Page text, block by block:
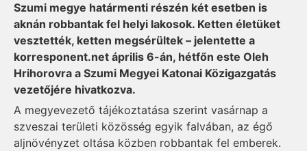
Szumi megye határmenti részén két esetben is
aknán robbantak fel helyi lakosok. Ketten életüket
vesztették, ketten megsérültek – jelentette a
korresponent.net április 6-án, hétfőn este Oleh
Hrihorovra a Szumi Megyei Katonai Közigazgatás
vezetőjére hivatkozva.
A megyevezető tájékoztatása szerint vasárnap a
szveszai területi közösség egyik falvában, az égő
aljnövényzet oltása közben robbantak fel emberek.